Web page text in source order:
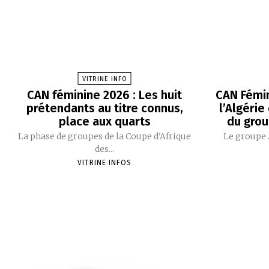
VITRINE INFO
CAN féminine 2026 : Les huit
prétendants au titre connus,
place aux quarts
La phase de groupes de la Coupe d’Afrique
des...
VITRINE INFOS
CAN
du
Le groupe